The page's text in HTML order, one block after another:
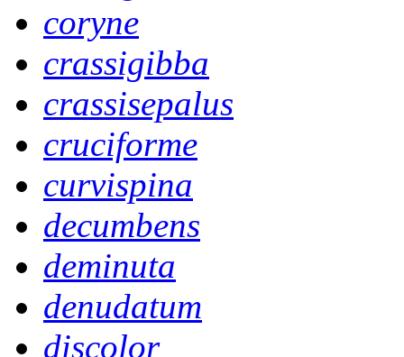
coryne
crassigibba
crassisepalus
cruciforme
curvispina
decumbens
deminuta
denudatum
discolor